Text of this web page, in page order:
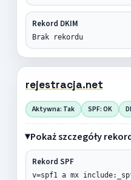
Rekord DKIM
Brak rekordu
rejestracja.net
Aktywna: Tak SPF: OK
Pokaż szczegóły
Rekord SPF
v=spf1 a mx